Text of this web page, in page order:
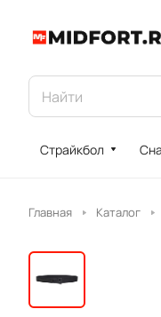
Страйкбол
Главная Каталог